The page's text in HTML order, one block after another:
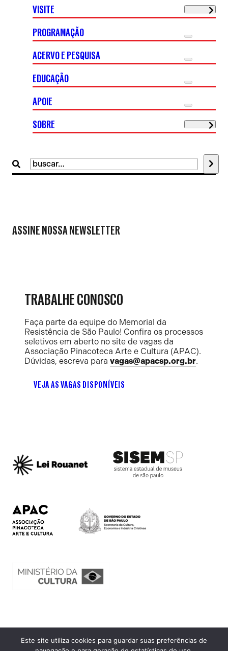
Buscar
por:
VISITE
PROGRAMAÇÃO
ACERVO E PESQUISA
EDUCAÇÃO
APOIE
SOBRE
ASSINE NOSSA NEWSLETTER
TRABALHE CONOSCO
Faça parte da equipe do Memorial da
Resistência de São Paulo! Confira os processos
seletivos em aberto no site de vagas da
Associação Pinacoteca Arte e Cultura (APAC).
Dúvidas, escreva para vagas@apacsp.org.br.
VEJA AS VAGAS DISPONÍVEIS
Ouvidoria
Este site utiliza cookies para guardar suas preferências de